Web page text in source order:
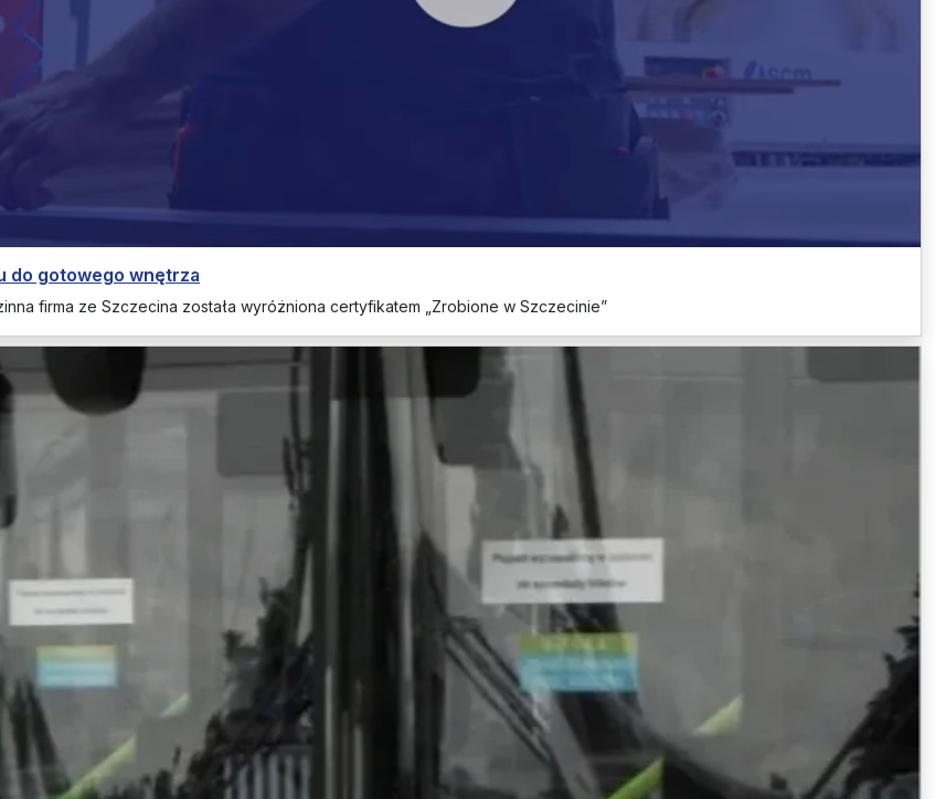
do gotowego wnętrza
firma ze Szczecina została wyróżniona certyfikatem „Zrobione w Szczecinie”